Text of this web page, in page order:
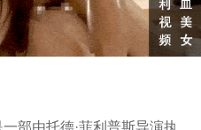
部由托德·菲利普斯导演执